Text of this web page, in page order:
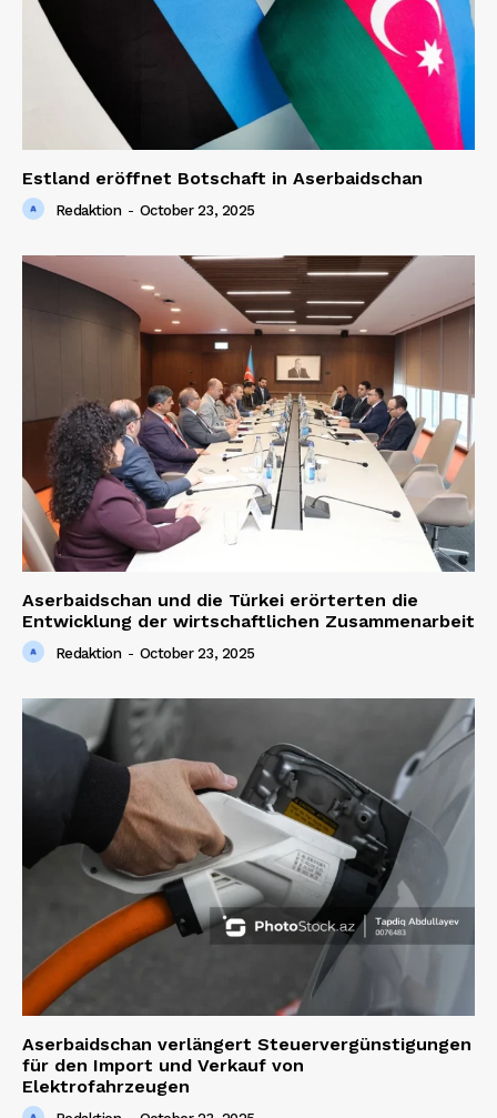
Estland eröffnet Botschaft in Aserbaidschan
Redaktion - October 23, 2025
Aserbaidschan und die Türkei erörterten die
Entwicklung der wirtschaftlichen Zusammenarbeit
Redaktion - October 23, 2025
Aserbaidschan verlängert Steuervergünstigungen
für den Import und Verkauf von
Elektrofahrzeugen